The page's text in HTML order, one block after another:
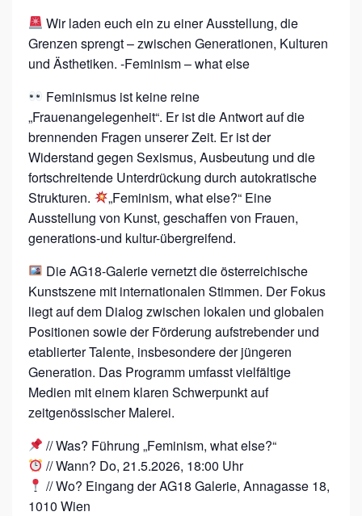
R
I
T
Y
X
A
G
1
8
G
L
L
E
R
Y
–
F
E
M
I
Wir laden euch ein zu einer Ausstellung, die
Grenzen sprengt – zwischen Generationen, Kulturen
und Ästhetiken. -Feminism – what else
Feminismus ist keine reine
„Frauenangelegenheit“. Er ist die Antwort auf die
brennenden Fragen unserer Zeit. Er ist der
Widerstand gegen Sexismus, Ausbeutung und die
fortschreitende Unterdrückung durch autokratische
Strukturen.
„Feminism, what else?“ Eine
Ausstellung von Kunst, geschaffen von Frauen,
generations-und kultur-übergreifend.
Die AG18-Galerie vernetzt die österreichische
Kunstszene mit internationalen Stimmen. Der Fokus
liegt auf dem Dialog zwischen lokalen und globalen
Positionen sowie der Förderung aufstrebender und
etablierter Talente, insbesondere der jüngeren
Generation. Das Programm umfasst vielfältige
Medien mit einem klaren Schwerpunkt auf
zeitgenössischer Malerei.
// Was? Führung „Feminism, what else?“
// Wann? Do, 21.5.2026, 18:00 Uhr
// Wo? Eingang der AG18 Galerie, Annagasse 18,
1010 Wien